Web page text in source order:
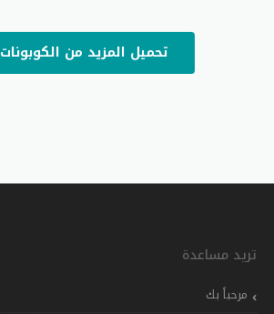
تحميل المزيد من الكوبونات
تريد مساعدة
مرحباً بك